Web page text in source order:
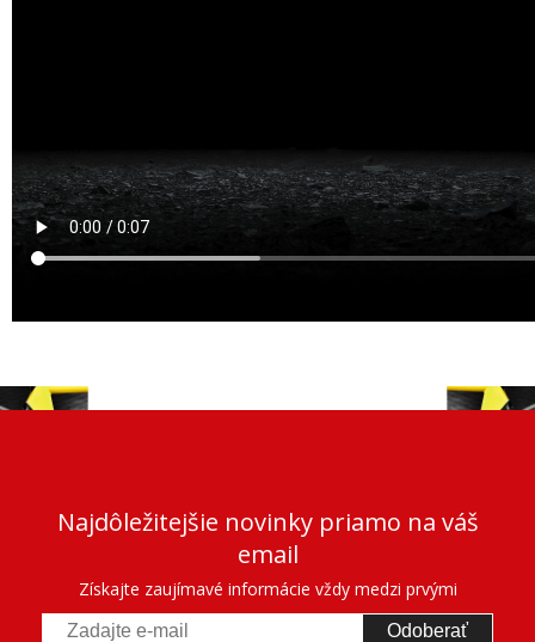
Najdôležitejšie novinky priamo na váš
email
Získajte zaujímavé informácie vždy medzi prvými
Odoberať